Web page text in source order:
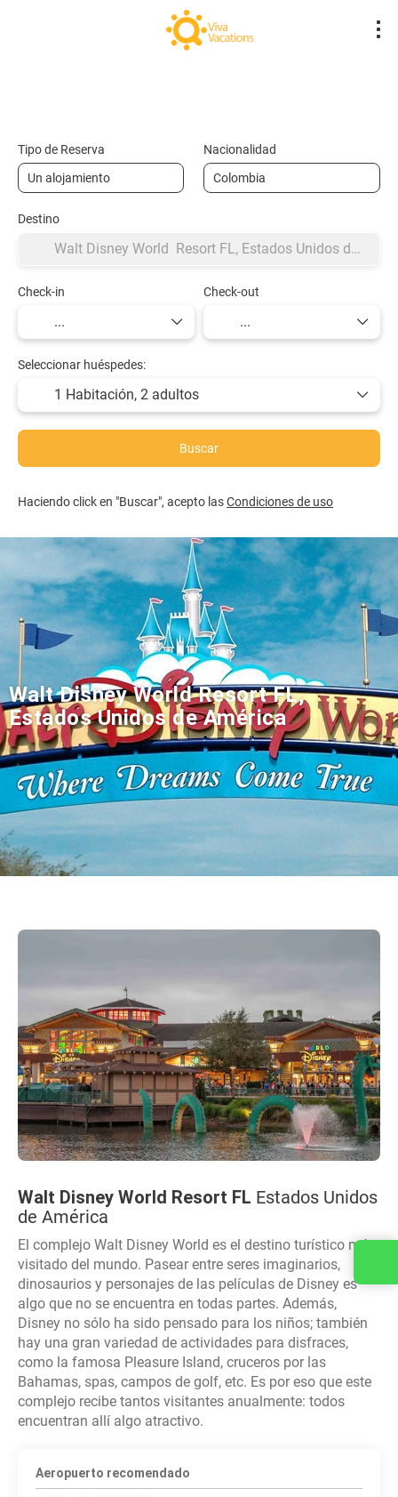
Walt Disney World Resort FL,
Estados Unidos de América
Tipo de Reserva Nacionalidad
Destino
Check-in Check-out
Seleccionar huéspedes:
1 Habitación, 2 adultos
Buscar
Haciendo click en "Buscar", acepto lasCondiciones de uso
Walt Disney World Resort FL Estados Unidos
de América
El complejo Walt Disney World es el destino turístico más
visitado del mundo. Pasear entre seres imaginarios,
dinosaurios y personajes de las películas de Disney es
algo que no se encuentra en todas partes. Además,
Disney no sólo ha sido pensado para los niños; también
hay una gran variedad de actividades para disfraces,
como la famosa Pleasure Island, cruceros por las
Bahamas, spas, campos de golf, etc. Es por eso que este
complejo recibe tantos visitantes anualmente: todos
encuentran allí algo atractivo.
Aeropuerto recomendado
Contacta con nosotros